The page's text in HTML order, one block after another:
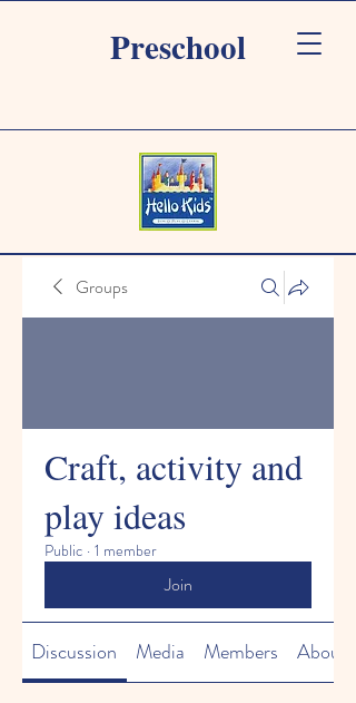
Preschool
Groups
Craft, activity and
play ideas
Public · 1 member
Join
Discussion Media Members About